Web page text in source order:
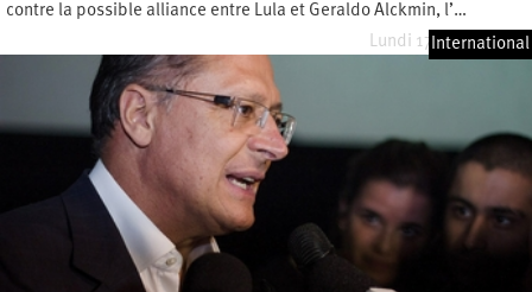
contre la possible alliance entre Lula et Geraldo Alckmin, l’…
Lundi 17 janvier 2022
International